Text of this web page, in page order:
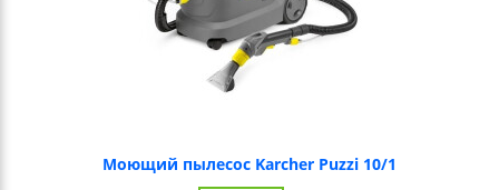
Моющий пылесос Karcher Puzzi 10/1